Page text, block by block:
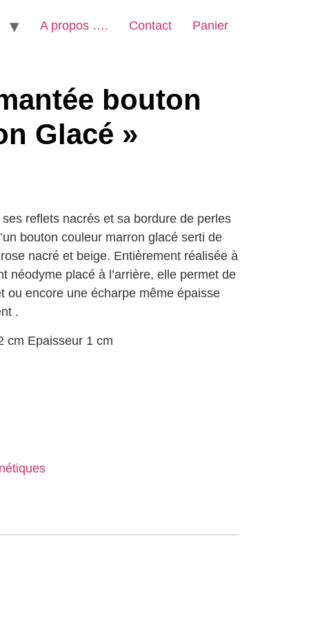
A propos …. Contact Panier
bouton
Glacé »
reflets nacrés et sa bordure de perles
bouton couleur marron glacé serti de
nacré et beige. Entièrement réalisée à
néodyme placé à l’arrière, elle permet de
ou encore une écharpe même épaisse
.
cm Epaisseur 1 cm